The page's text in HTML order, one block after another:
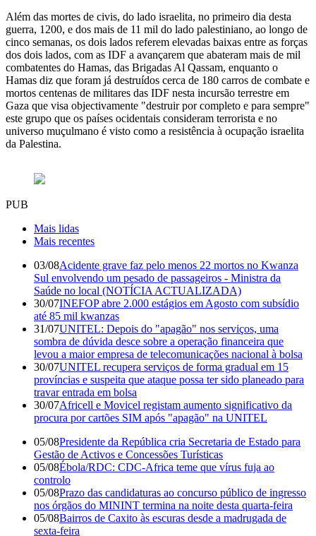
Além das mortes de civis, do lado israelita, no primeiro dia desta
guerra, 1200, e dos mais de 11 mil do lado palestiniano, ao longo de
cinco semanas, os dois lados referem elevadas baixas entre as forças
dos dois lados, com as IDF a avançarem que abateram mais de mil
combatentes do Hamas, das Brigadas Al Qassam, enquanto o
Hamas diz que foram já destruídos cerca de 180 carros de combate e
mortos centenas de militares das IDF nesta incursão terrestre em
Gaza que visa objectivamente "destruir por completo e para sempre"
este grupo que os países ocidentais consideram terrorista e no
universo muçulmano é visto como a resistência à ocupação israelita
da Palestina.
PUB
Mais lidas
Mais recentes
03/08Acidente grave faz pelo menos 22 mortos no Kwanza
Sul envolvendo um pesado de passageiros - Ministra da
Saúde no local (NOTÍCIA ACTUALIZADA)
30/07INEFOP abre 2.000 estágios em Agosto com subsídio
até 85 mil kwanzas
31/07UNITEL: Depois do "apagão" nos serviços, uma
sombra de dúvida desce sobre a operação financeira que
levou a maior empresa de telecomunicações nacional à bolsa
30/07UNITEL recupera serviços de forma gradual em 15
províncias e suspeita que ataque possa ter sido planeado para
travar entrada em bolsa
30/07Africell e Movicel registam aumento significativo da
procura por cartões SIM após "apagão" na UNITEL
05/08Presidente da República cria Secretaria de Estado para
Gestão de Activos e Concessões Turísticas
05/08Ébola/RDC: CDC-Africa teme que vírus fuja ao
controlo
05/08Prazo das candidaturas ao concurso público de ingresso
nos órgãos do MININT termina na noite desta quarta-feira
05/08Bairros de Caxito às escuras desde a madrugada de
sexta-feira